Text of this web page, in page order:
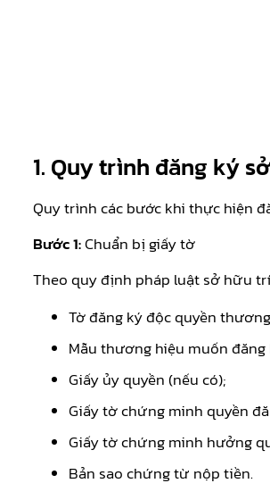
1. Quy trình đăng ký
Quy trình các bước khi thực hiện
Bước 1:Chuẩn bị giấy tờ
Theo quy định pháp luật sở hữu
Tờ đăng ký độc quyền
Mẫu thương hiệu muốn đăng
Giấy ủy quyền (nếu có);
Giấy tờ chứng minh quyền
Giấy tờ chứng minh hưởng
Bản sao chứng từ nộp tiền.